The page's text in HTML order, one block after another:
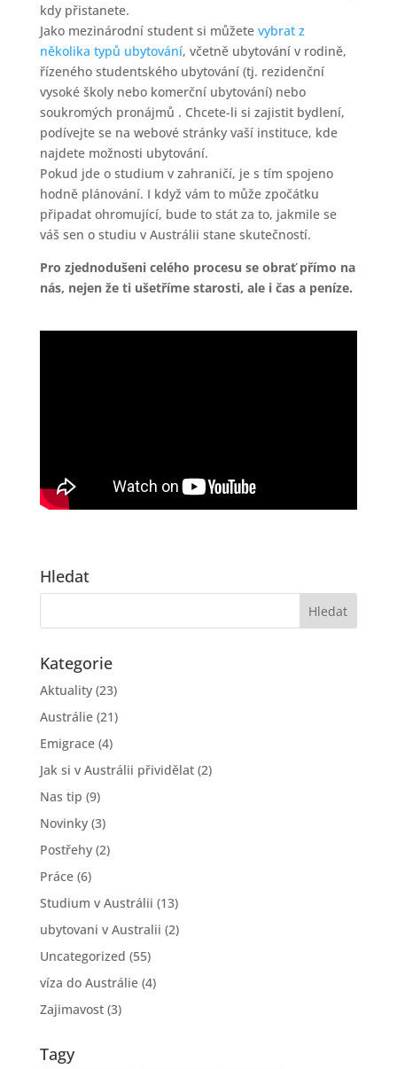
kdy přistanete.
Jako mezinárodní student si můžete vybrat z
několika typů ubytování, včetně ubytování v rodině,
řízeného studentského ubytování (tj. rezidenční
vysoké školy nebo komerční ubytování) nebo
soukromých pronájmů . Chcete-li si zajistit bydlení,
podívejte se na webové stránky vaší instituce, kde
najdete možnosti ubytování.
Pokud jde o studium v zahraničí, je s tím spojeno
hodně plánování. I když vám to může zpočátku
připadat ohromující, bude to stát za to, jakmile se
váš sen o studiu v Austrálii stane skutečností.
Pro zjednodušeni celého procesu se obrať přímo na
nás, nejen že ti ušetříme starosti, ale i čas a peníze.
Hledat
Kategorie
Aktuality(23)
Austrálie(21)
Emigrace(4)
Jak si v Austrálii přividělat(2)
Nas tip (9)
Novinky(3)
Postřehy(2)
Práce(6)
Studium v Austrálii (13)
ubytovani v Australii (2)
Uncategorized (55)
víza do Austrálie(4)
Zajimavost(3)
Tagy